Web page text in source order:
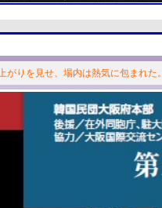
りを見せ、場内は熱気に包まれた。